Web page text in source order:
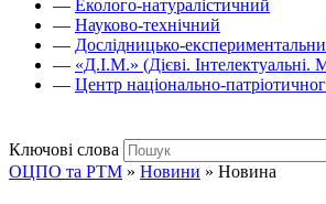
— Еколого-натуралістичний
— Науково-технічний
— Дослідницько-
— «Д.І.М.» (Дієві. Інтелектуальні.
— Центр національно-
Ключові слова
ОЦПО та РТМ » Новини » Новина